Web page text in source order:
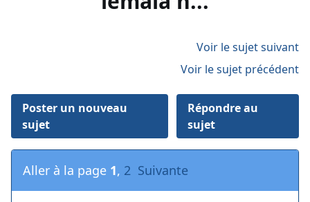
Voir le sujet suivant
Voir le sujet précédent
Poster un nouveau
sujet
Répondre au
sujet
Aller à la page 1, 2 Suivante